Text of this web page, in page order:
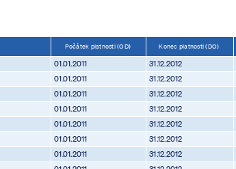
Počátek platnosti (OD) Konec platnosti (DO)
01.01.2011 31.12.2012
01.01.2011 31.12.2012
01.01.2011 31.12.2012
01.01.2011 31.12.2012
01.01.2011 31.12.2012
01.01.2011 31.12.2012
01.01.2011 31.12.2012